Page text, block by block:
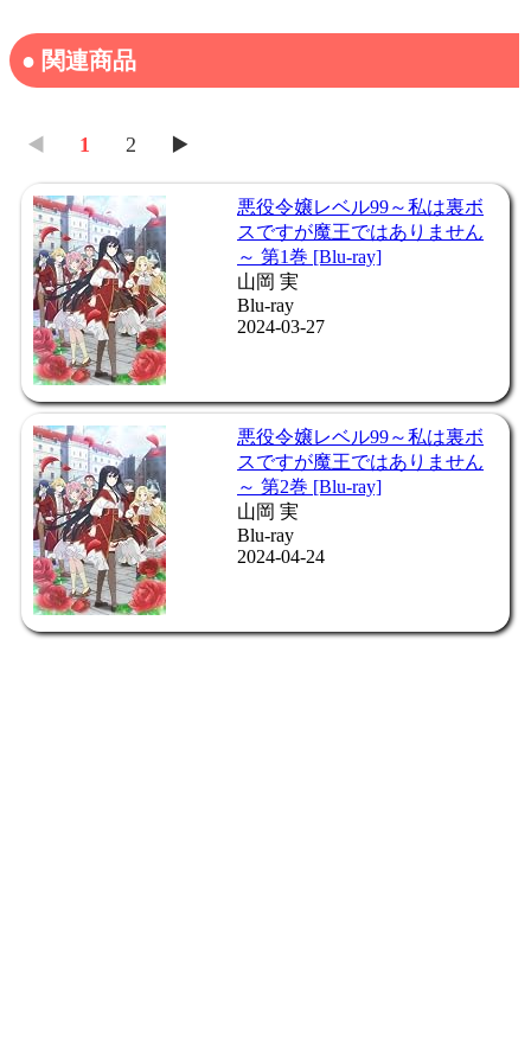
● 関連商品
◀️ 1 2 ▶️
悪役令嬢レベル99～私は裏ボ
スですが魔王ではありません
～ 第1巻 [Blu-ray]
山岡 実
Blu-ray
2024-03-27
悪役令嬢レベル99～私は裏ボ
スですが魔王ではありません
～ 第2巻 [Blu-ray]
山岡 実
Blu-ray
2024-04-24